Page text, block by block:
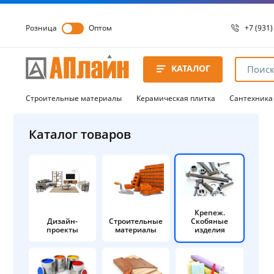
Розница Оптом +7
8 8172
8 8172
КАТАЛОГ
Строительные материалы Керамическая плитка Сантехника
Каталог товаров
Дизайн-
проекты
Строительные
материалы
Крепеж.
Скобяные
изделия